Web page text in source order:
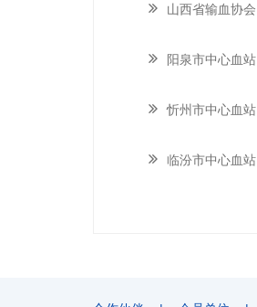
山西省输血协会
阳泉市中心血站
忻州市中心血站
临汾市中心血站